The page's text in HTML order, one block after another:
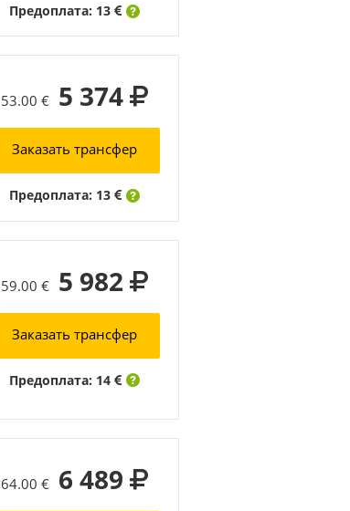
Предоплата: 13
53.00 € 5 374
Заказать трансфер
Предоплата: 13
59.00 € 5 982
Заказать трансфер
Предоплата: 14
64.00 € 6 489